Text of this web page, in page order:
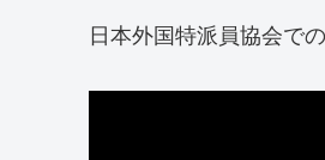
日本外国特派員協会で